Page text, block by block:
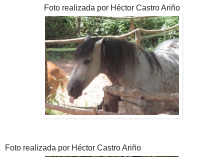
Foto realizada por Héctor Castro Ariño
Foto realizada por Héctor Castro Ariño